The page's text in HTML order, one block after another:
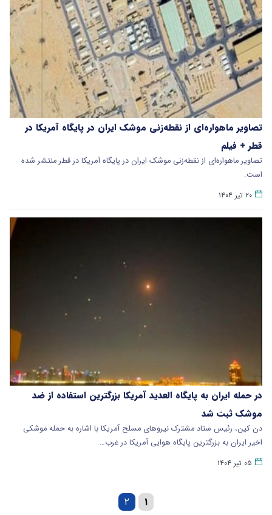
تصاویر ماهواره‌ای از نقطه‌زنی موشک ایران در پایگاه آمریکا در
قطر + فیلم
تصاویر ماهواره‌ای از نقطه‌زنی موشک ایران در پایگاه آمریکا در قطر منتشر شده
است.
۲۰ تیر ۱۴۰۴
در حمله ایران به پایگاه العدید آمریکا بزرگترین استفاده از ضد
موشک ثبت شد
دن کین، رئیس ستاد مشترک نیروهای مسلح آمریکا با اشاره به حمله موشکی
اخیر ایران به بزرگترین پایگاه هوایی آمریکا در غرب…
۰۵ تیر ۱۴۰۴
۱ ۲